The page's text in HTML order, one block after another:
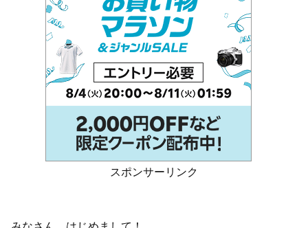
スポンサーリンク